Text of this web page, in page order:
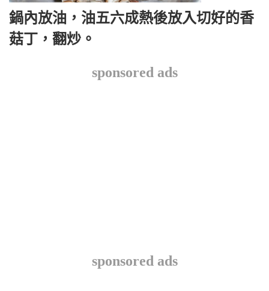
鍋內放油，油五六成熱後放入切好的香
菇丁，翻炒。
sponsored ads
sponsored ads